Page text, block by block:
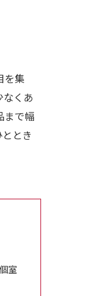
を集
くあ
まで幅
とき
室